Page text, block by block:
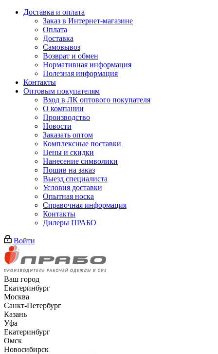
Доставка и оплата
Заказ в Интернет-магазине
Оплата
Доставка
Самовывоз
Возврат и обмен
Нормативная информация
Полезная информация
Контакты
Оптовым покупателям
Вход в ЛК оптового покупателя
О компании
Производство
Новости
Заказать оптом
Комплексные поставки
Цены и скидки
Нанесение символики
Пошив на заказ
Выезд специалиста
Условия доставки
Опытная носка
Справочная информация
Контакты
Дилеры ПРАБО
Войти
Ваш город
Екатеринбург
Москва
Санкт-Петербург
Казань
Уфа
Екатеринбург
Омск
Новосибирск